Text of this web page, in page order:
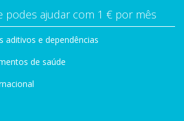
podes ajudar com 1 € por mês
aditivos e dependências
de saúde